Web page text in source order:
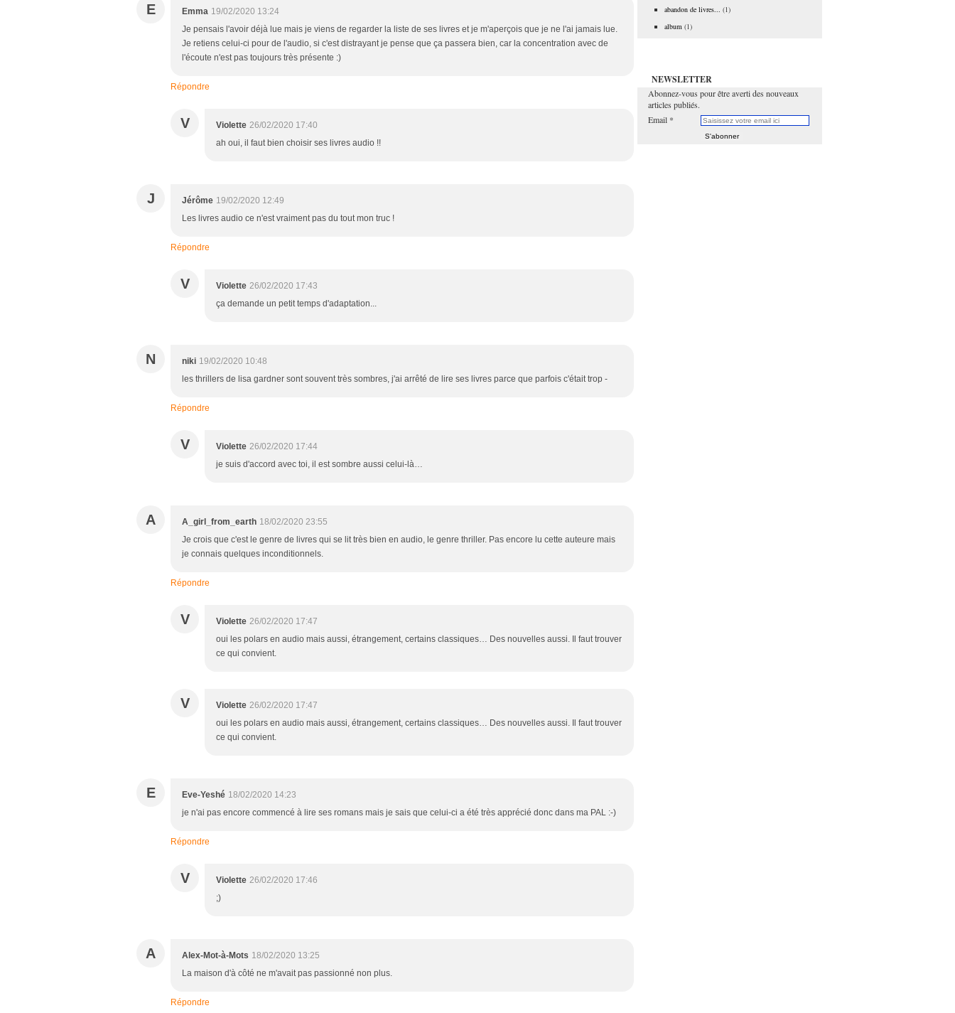
E Emma 19/02/2020 13:24
Je pensais l'avoir déjà lue mais je viens de regarder la liste de ses livres et je m'aperçois que je ne l'ai jamais lue.
Je retiens celui-ci pour de l'audio, si c'est distrayant je pense que ça passera bien, car la concentration avec de
l'écoute n'est pas toujours très présente :)
Répondre
V Violette 26/02/2020 17:40
ah oui, il faut bien choisir ses livres audio !!
J Jérôme 19/02/2020 12:49
Les livres audio ce n'est vraiment pas du tout mon truc !
Répondre
V Violette 26/02/2020 17:43
ça demande un petit temps d'adaptation...
N niki 19/02/2020 10:48
les thrillers de lisa gardner sont souvent très sombres, j'ai arrêté de lire ses livres parce que parfois c'était trop -
Répondre
V Violette 26/02/2020 17:44
je suis d'accord avec toi, il est sombre aussi celui-là…
A A_girl_from_earth 18/02/2020 23:55
Je crois que c'est le genre de livres qui se lit très bien en audio, le genre thriller. Pas encore lu cette auteure mais
je connais quelques inconditionnels.
Répondre
V Violette 26/02/2020 17:47
oui les polars en audio mais aussi, étrangement, certains classiques… Des nouvelles aussi. Il faut trouver
ce qui convient.
V Violette 26/02/2020 17:47
oui les polars en audio mais aussi, étrangement, certains classiques… Des nouvelles aussi. Il faut trouver
ce qui convient.
E Eve-Yeshé 18/02/2020 14:23
je n'ai pas encore commencé à lire ses romans mais je sais que celui-ci a été très apprécié donc dans ma PAL :-)
Répondre
V Violette 26/02/2020 17:46
;)
A Alex-Mot-à-Mots 18/02/2020 13:25
La maison d'à côté ne m'avait pas passionné non plus.
Répondre
abandon de livres... (1)
album (1)
NEWSLETTER
Abonnez-vous pour être averti des nouveaux
articles publiés.
Email